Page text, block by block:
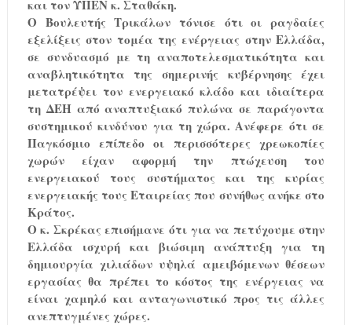
και τον ΥΠΕΝ κ. Σταθάκη.
Ο Βουλευτής Τρικάλων τόνισε ότι οι ραγδαίες
εξελίξεις στον τομέα της ενέργειας στην Ελλάδα,
σε συνδυασμό με τη αναποτελεσματικότητα και
αναβλητικότητα της σημερινής κυβέρνησης έχει
μετατρέψει τον ενεργειακό κλάδο και ιδιαίτερα
τη ΔΕΗ από αναπτυξιακό πυλώνα σε παράγοντα
συστημικού κινδύνου για τη χώρα. Ανέφερε ότι σε
Παγκόσμιο επίπεδο οι περισσότερες χρεωκοπίες
χωρών είχαν αφορμή την πτώχευση του
ενεργειακού τους συστήματος και της κυρίας
ενεργειακής τους Εταιρείας που συνήθως ανήκε στο
Κράτος.
Ο κ. Σκρέκας επισήμανε ότι για να πετύχουμε στην
Ελλάδα ισχυρή και βιώσιμη ανάπτυξη για τη
δημιουργία χιλιάδων υψηλά αμειβόμενων θέσεων
εργασίας θα πρέπει το κόστος της ενέργειας να
είναι χαμηλό και ανταγωνιστικό προς τις άλλες
ανεπτυγμένες χώρες.